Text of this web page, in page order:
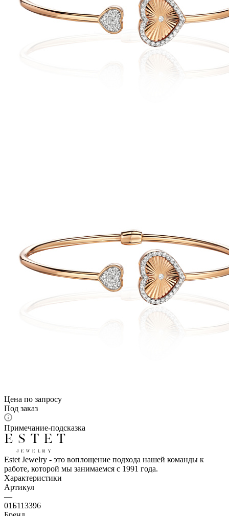
Цена по запросу
Под заказ
Примечание-подсказка
Estet Jewelry - это воплощение подхода нашей команды к
работе, которой мы занимаемся с 1991 года.
Характеристики
Артикул
—
01Б113396